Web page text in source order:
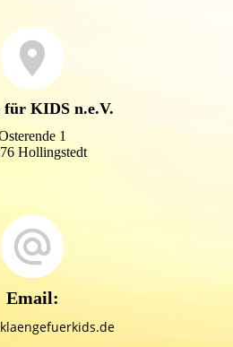
für KIDS n.e.V.
1
Hollingstedt
Email: